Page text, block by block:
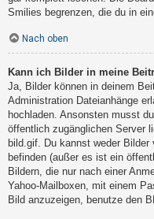
Smilies begrenzen, die du in
Nach oben
Kann ich Bilder in meine
Ja, Bilder können in deinem
Administration Dateianhänge
hochladen. Ansonsten musst
öffentlich zugänglichen Server
bild.gif. Du kannst weder
befinden (außer es ist ein
Bildern, die nur nach einer
Yahoo-Mailboxen, mit einem
Bild anzuzeigen, benutze den